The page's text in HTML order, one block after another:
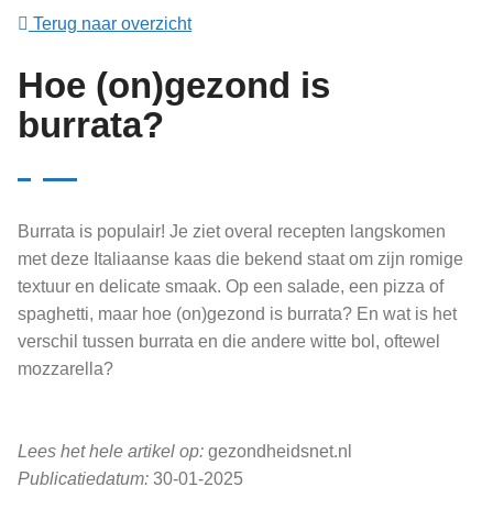
Terug naar overzicht
Hoe (on)gezond is
burrata?
Burrata is populair! Je ziet overal recepten langskomen
met deze Italiaanse kaas die bekend staat om zijn romige
textuur en delicate smaak. Op een salade, een pizza of
spaghetti, maar hoe (on)gezond is burrata? En wat is het
verschil tussen burrata en die andere witte bol, oftewel
mozzarella?
Lees het hele artikel op: gezondheidsnet.nl
Publicatiedatum: 30-01-2025